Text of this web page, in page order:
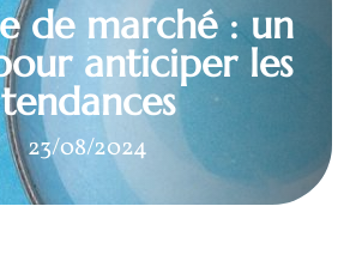
de marché : un
anticiper les
tendances
23/08/2024